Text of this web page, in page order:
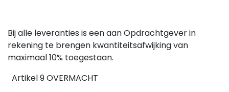
Bij alle leveranties is een aan Opdrachtgever in
rekening te brengen kwantiteitsafwijking van
maximaal 10% toegestaan.
Artikel 9 OVERMACHT